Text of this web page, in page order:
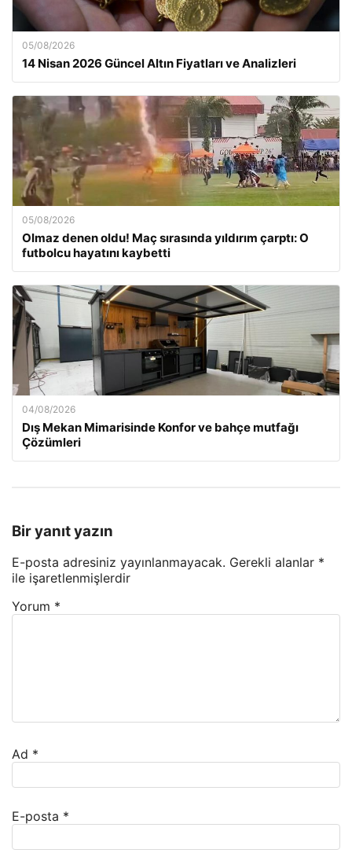
05/08/2026
14 Nisan 2026 Güncel Altın Fiyatları ve Analizleri
05/08/2026
Olmaz denen oldu! Maç sırasında yıldırım çarptı: O
futbolcu hayatını kaybetti
04/08/2026
Dış Mekan Mimarisinde Konfor ve bahçe mutfağı
Çözümleri
Bir yanıt yazın
E-posta adresiniz yayınlanmayacak. Gerekli alanlar *
ile işaretlenmişlerdir
Yorum *
Ad *
E-posta *